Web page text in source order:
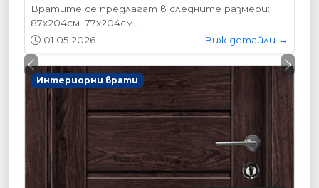
Вратите се предлагат в следните размери:
87х204см. 77х204см...
01.05.2026
Виж детайли →
Интериорни врати
Previous Next